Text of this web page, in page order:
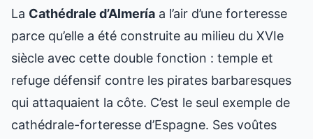
La Cathédrale d’Almería a l’air d’une forteresse
parce qu’elle a été construite au milieu du XVIe
siècle avec cette double fonction : temple et
refuge défensif contre les pirates barbaresques
qui attaquaient la côte. C’est le seul exemple de
cathédrale-forteresse d’Espagne. Ses voûtes